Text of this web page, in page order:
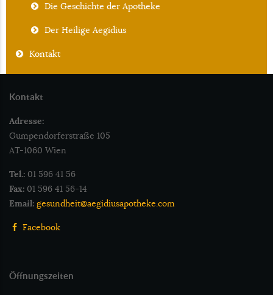
Die Geschichte der Apotheke
Der Heilige Aegidius
Kontakt
Kontakt
Adresse:
Gumpendorferstraße 105
AT-1060 Wien
Tel.: 01 596 41 56
Fax: 01 596 41 56-14
Email: gesundheit@aegidiusapotheke.com
Facebook
Öffnungszeiten